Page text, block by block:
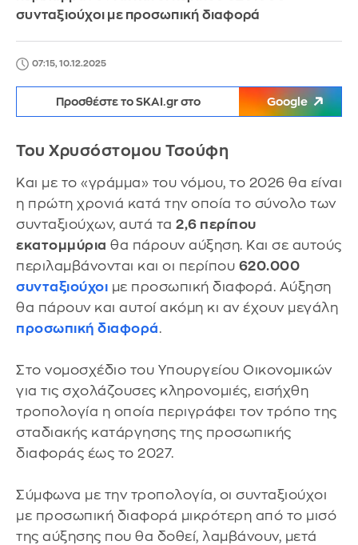
συνταξιούχοι με προσωπική διαφορά
07:15, 10.12.2025
Προσθέστε το SKAI.gr στο Google
Του Χρυσόστομου Τσούφη
Και με το «γράμμα» του νόμου, το 2026 θα είναι
η πρώτη χρονιά κατά την οποία το σύνολο των
συνταξιούχων, αυτά τα 2,6 περίπου
εκατομμύρια θα πάρουν αύξηση. Και σε αυτούς
περιλαμβάνονται και οι περίπου 620.000
συνταξιούχοι με προσωπική διαφορά. Αύξηση
θα πάρουν και αυτοί ακόμη κι αν έχουν μεγάλη
προσωπική διαφορά.
Στο νομοσχέδιο του Υπουργείου Οικονομικών
για τις σχολάζουσες κληρονομιές, εισήχθη
τροπολογία η οποία περιγράφει τον τρόπο της
σταδιακής κατάργησης της προσωπικής
διαφοράς έως το 2027.
Σύμφωνα με την τροπολογία, οι συνταξιούχοι
με προσωπική διαφορά μικρότερη από το μισό
της αύξησης που θα δοθεί, λαμβάνουν, μετά